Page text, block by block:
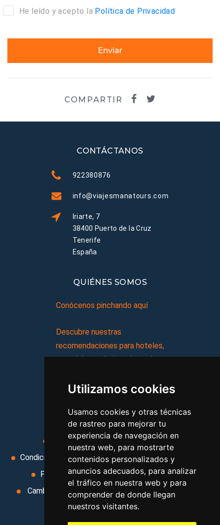
Utilizamos cookies
Usamos cookies y otras técnicas
de rastreo para mejorar tu
experiencia de navegación en
nuestra web, para mostrarte
contenidos personalizados y
anuncios adecuados, para analizar
el tráfico en nuestra web y para
comprender de donde llegan
nuestros visitantes.
He leído y acepto la Política de Privacidad
Enviar
COMPARTIR
CONTÁCTANOS
922380876
info@viajesmanatours.com
Iriarte, 7
38400 Puerto de la Cruz
Tenerife
España
QUIÉNES SOMOS
Conócenos pinchando aquí
Descubre nuestras
recomendaciones para hoteles,
complejos turísticos, hostales,
viajes, y mucho más!
MI AGENCIA
Aviso legal
Condiciones de uso
Condiciones Generales
Ley de Viajes Combinados
Política de privacidad
Uso de cookies
Cambiar preferencias de cookies
Area privada
Contacto